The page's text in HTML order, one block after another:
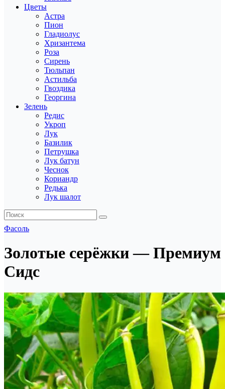
Цветы
Астра
Пион
Гладиолус
Хризантема
Роза
Сирень
Тюльпан
Астильба
Гвоздика
Георгина
Зелень
Редис
Укроп
Лук
Базилик
Петрушка
Лук батун
Чеснок
Кориандр
Редька
Лук шалот
Фасоль
Золотые серёжки — Премиум
Сидс